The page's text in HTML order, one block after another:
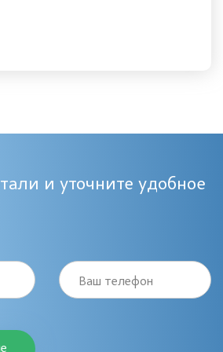
и уточните удобное
Ваш телефон